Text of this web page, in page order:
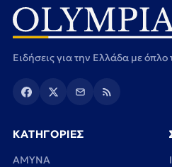
Ειδήσεις για την Ελλάδα με όπλο
ΚΑΤΗΓΟΡΙΕΣ
ΑΜΥΝΑ